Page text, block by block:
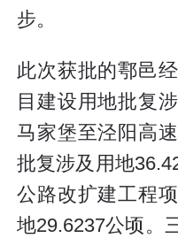
步。
此次获批的鄠邑
目建设用地批复
马家堡至泾阳高
批复涉及用地
公路改扩建工程
地29.6237公顷。